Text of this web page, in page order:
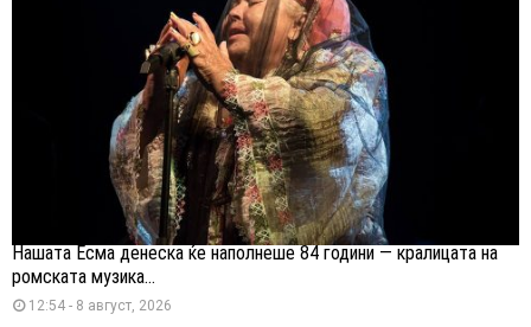
Нашата Есма денеска ќе наполнеше 84 години — кралицата на
ромската музика...
12:54 - 8 август, 2026